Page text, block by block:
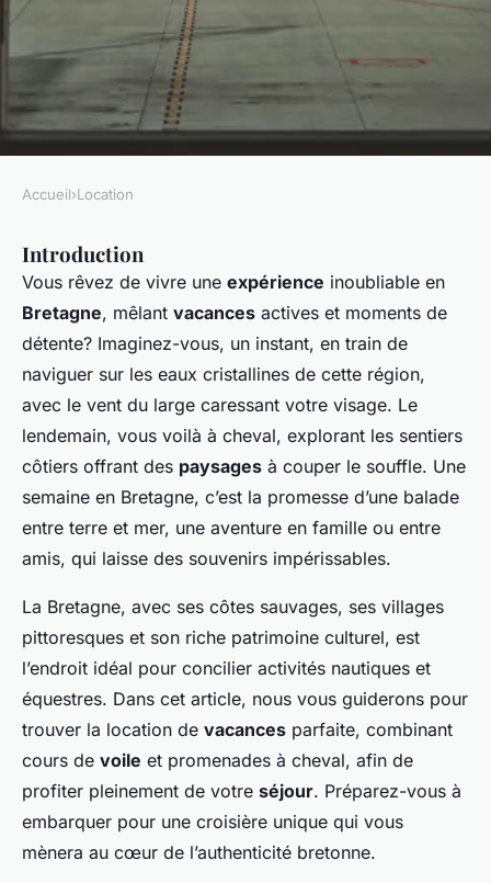
Où trouver une location de
vacances en Bretagne avec des
cours de navigation à voile et
des promenades à cheval?
5 min de lecture
Accueil›Location
Introduction
Vous rêvez de vivre une expérience inoubliable en
Bretagne, mêlant vacances actives et moments de
détente? Imaginez-vous, un instant, en train de
naviguer sur les eaux cristallines de cette région,
avec le vent du large caressant votre visage. Le
lendemain, vous voilà à cheval, explorant les sentiers
côtiers offrant des paysages à couper le souffle. Une
semaine en Bretagne, c’est la promesse d’une balade
entre terre et mer, une aventure en famille ou entre
amis, qui laisse des souvenirs impérissables.
La Bretagne, avec ses côtes sauvages, ses villages
pittoresques et son riche patrimoine culturel, est
l’endroit idéal pour concilier activités nautiques et
équestres. Dans cet article, nous vous guiderons pour
trouver la location de vacances parfaite, combinant
cours de voile et promenades à cheval, afin de
profiter pleinement de votre séjour. Préparez-vous à
embarquer pour une croisière unique qui vous
mènera au cœur de l’authenticité bretonne.